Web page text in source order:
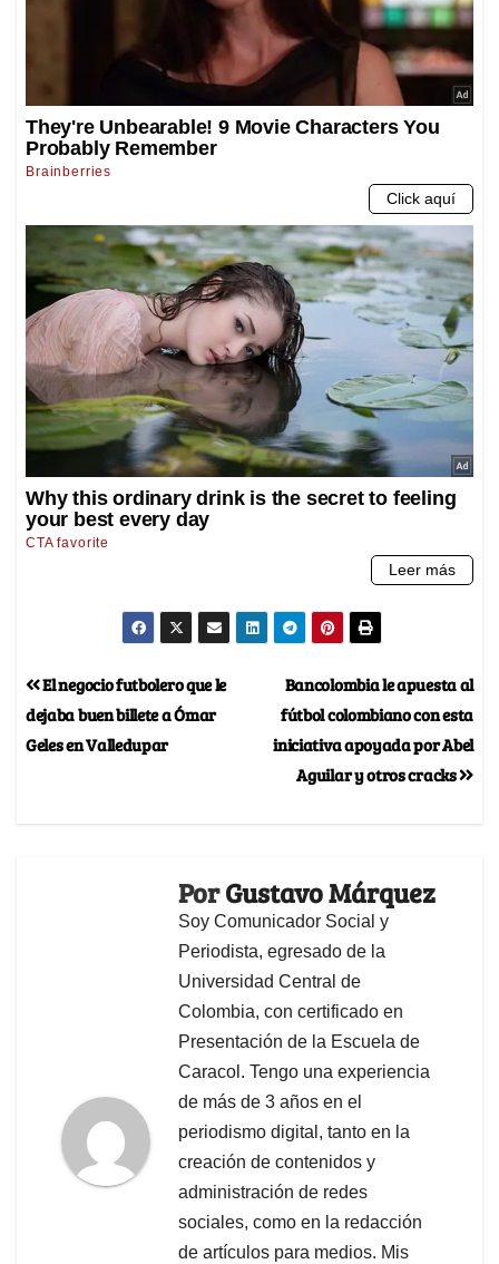
Bancolombia le apuesta al
fútbol colombiano con esta
iniciativa apoyada por Abel
Aguilar y otros cracks
El negocio futbolero que le
dejaba buen billete a Ómar
Geles en Valledupar
PorGustavo Márquez
Soy Comunicador Social y
Periodista, egresado de la
Universidad Central de
Colombia, con certificado en
Presentación de la Escuela de
Caracol. Tengo una experiencia
de más de 3 años en el
periodismo digital, tanto en la
creación de contenidos y
administración de redes
sociales, como en la redacción
de artículos para medios. Mis